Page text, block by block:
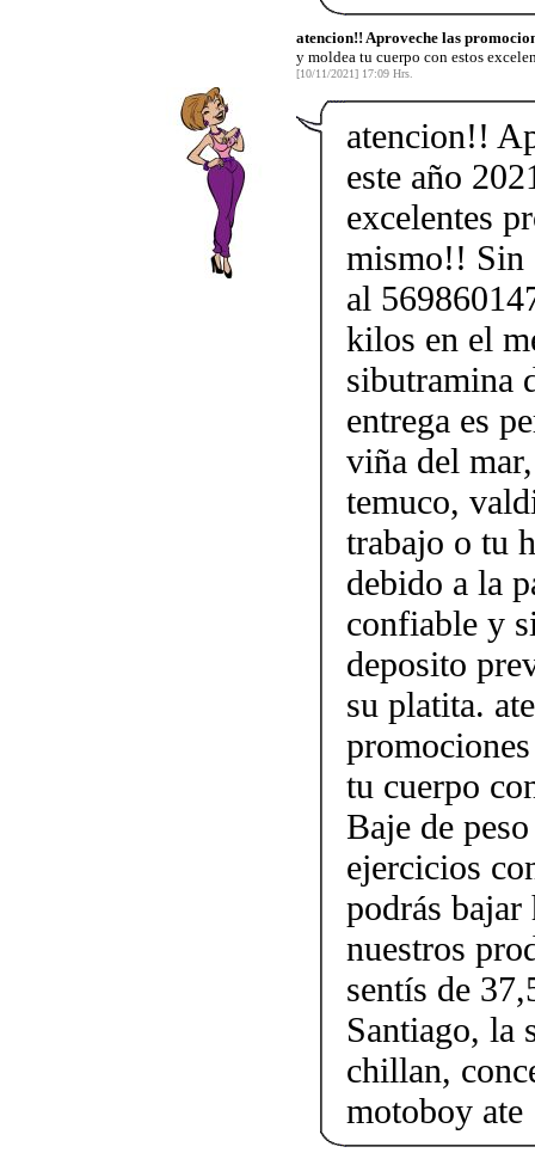
atencion!! Aproveche las
y moldea tu cuerpo con estos
[10/11/2021] 17:09 Hrs.
atencion!!
este año
excelentes
mismo!! Sin
al
kilos en el
sibutramina
entrega es
viña del
temuco,
trabajo o tu
debido a la
confiable y
deposito
su platita.
tu cuerpo
Baje de
ejercicios
podrás bajar
nuestros
sentís de
Santiago, la
chillan,
motoboy ate